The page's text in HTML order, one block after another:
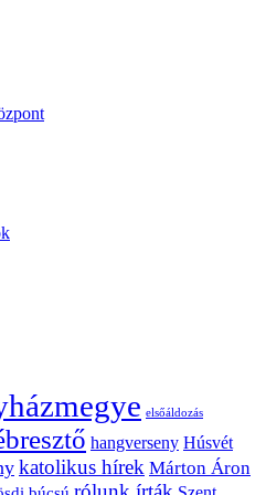
elsőáldozás
hangverseny Húsvét
katolikus hírek Márton Áron